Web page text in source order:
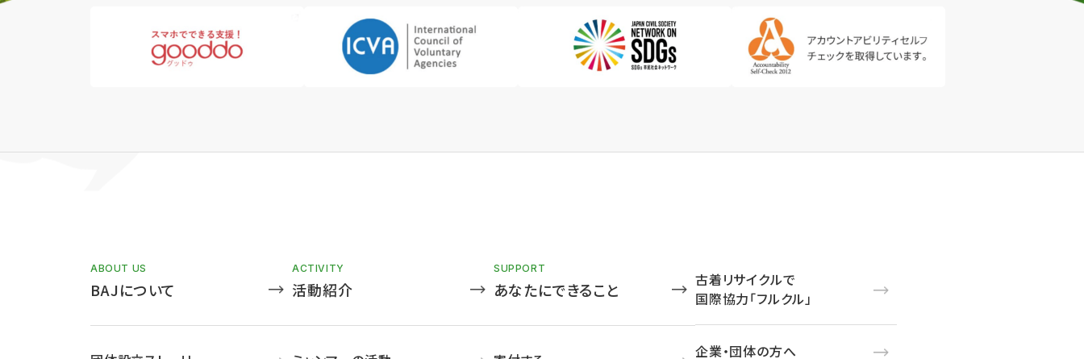
ABOUT US
BAJについて
ACTIVITY
活動紹介
SUPPORT
あなたにできること
古着リサイクルで
国際協力「フルクル」
企業・団体の方へ